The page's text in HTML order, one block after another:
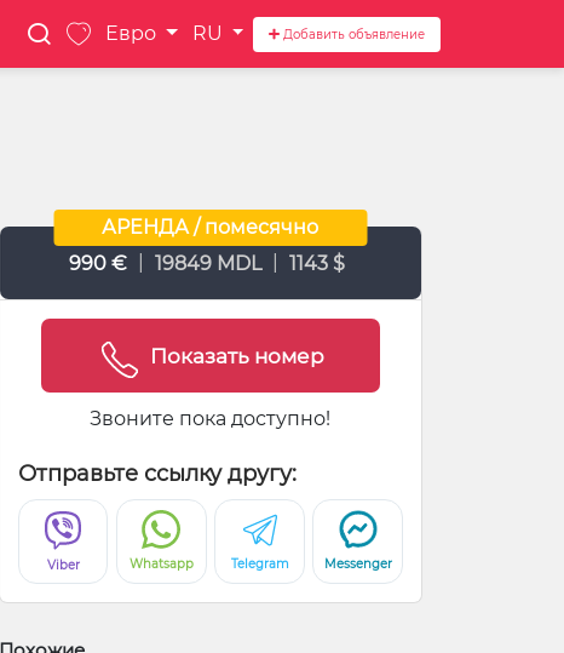
Евро RU Добавить объявление
АРЕНДА / помесячно
990 €
19849 MDL 1143 $
Показать номер
Звоните пока доступно!
Отправьте ссылку другу:
Viber Whatsapp Telegram Messenger